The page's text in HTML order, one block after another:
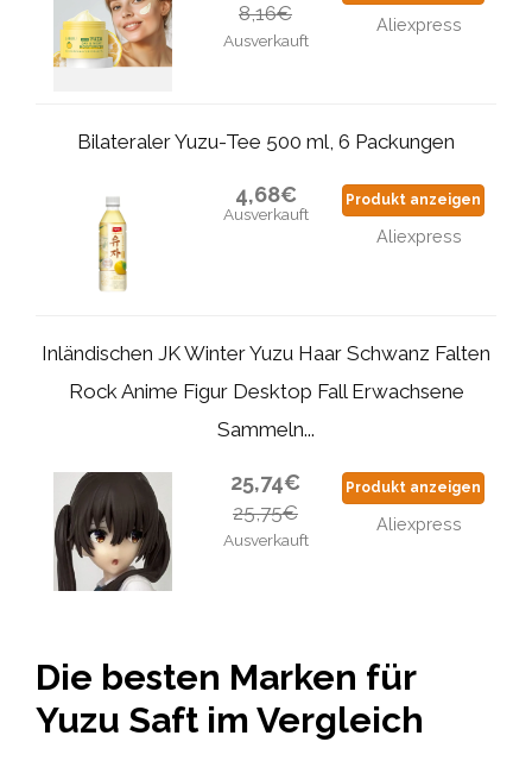
8,16€
Ausverkauft
Aliexpress
Bilateraler Yuzu-Tee 500 ml, 6 Packungen
4,68€
Ausverkauft
Produkt anzeigen
Aliexpress
Inländischen JK Winter Yuzu Haar Schwanz Falten
Rock Anime Figur Desktop Fall Erwachsene
Sammeln...
25,74€
25,75€
Ausverkauft
Produkt anzeigen
Aliexpress
Die besten Marken für
Yuzu Saft im Vergleich